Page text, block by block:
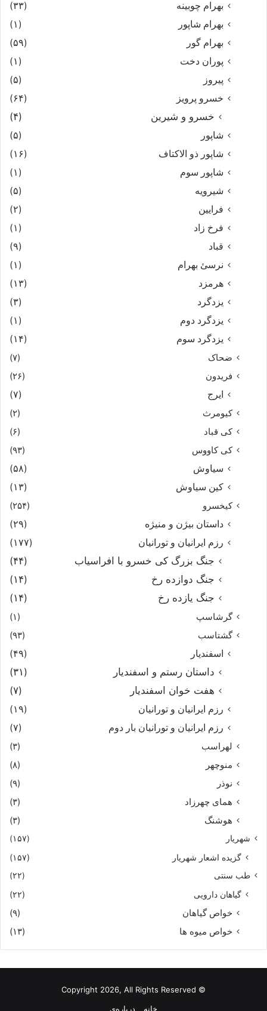
بهرام چوبینه
(۳۳)
بهرام شاپور
(۱)
بهرام گور
(۵۹)
پوران دخت
(۱)
پیروز
(۵)
خسرو پرویز
(۶۴)
خسرو و شیرین (۴)
شاپور
(۵)
شاپور ذو الاکتاف
(۱۶)
شاپور سوم‏
(۱)
شیرویه
(۵)
فرایین
(۲)
فرخ زاد
(۱)
قباد
(۹)
نرسئ بهرام‏
(۱)
هرمزد
(۱۳)
یزدگرد
(۳)
یزدگرد دوم
(۱)
یزدگرد سوم
(۱۴)
ضحاک
(۷)
فریدون
(۲۶)
ایرج
(۷)
کیومرث
(۲)
کی قباد
(۶)
کی کاووس
(۹۳)
سیاوش
(۵۸)
کین سیاوش
(۱۳)
کیخسرو
(۲۵۴)
داستان بیژن و منیژه
(۲۹)
رزم ایرانیان و تورانیان
(۱۷۷)
جنگ بزرگ کی خسرو با افراسیاب
(۴۴)
جنگ دوازده رخ
(۱۴)
جنگ یازده رخ
(۱۴)
گرشاسپ
(۱)
گشتاسب
(۹۳)
اسفندیار
(۴۹)
داستان رستم و اسفندیار
(۳۱)
هفت خوان اسفندیار
(۷)
رزم ایرانیان و تورانیان
(۱۹)
رزم ایرانیان و تورانیان بار دوم
(۷)
لهراسب
(۳)
منوچهر
(۸)
نوذر
(۹)
هماى چهرزاد
(۳)
هوشنگ
(۳)
شهریار (۱۵۷)
گزیده اشعار شهریار (۱۵۷)
طب سنتی (۲۲)
گیاهان دارویی (۲۲)
خواص گیاهان
(۹)
خواص میوه ها
(۱۳)
© Copyright 2026, All Rights Reserved
خانه
درباره‌ی